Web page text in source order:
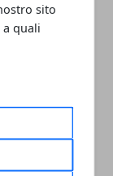
sito
quali
nuova cassa di